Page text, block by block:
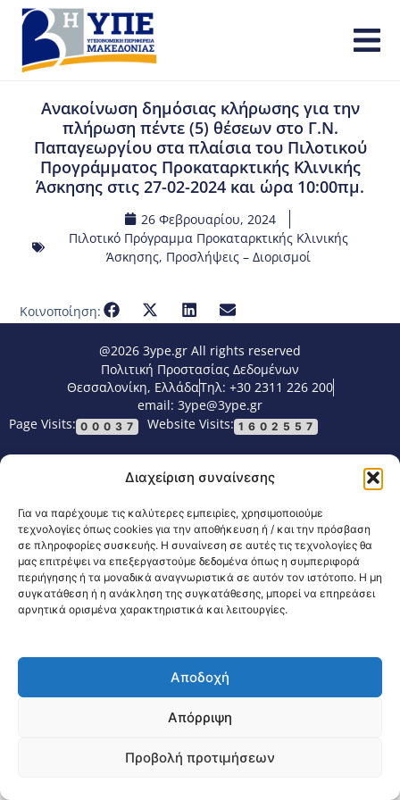
Διαχείριση συναίνεσης
Για να παρέχουμε τις καλύτερες εμπειρίες, χρησιμοποιούμε
τεχνολογίες όπως cookies για την αποθήκευση ή / και την πρόσβαση
σε πληροφορίες συσκευής. Η συναίνεση σε αυτές τις τεχνολογίες θα
μας επιτρέψει να επεξεργαστούμε δεδομένα όπως η συμπεριφορά
περιήγησης ή τα μοναδικά αναγνωριστικά σε αυτόν τον ιστότοπο. Η μη
συγκατάθεση ή η ανάκληση της συγκατάθεσης, μπορεί να επηρεάσει
αρνητικά ορισμένα χαρακτηριστικά και λειτουργίες.
Αποδοχή
Απόρριψη
Προβολή προτιμήσεων
Ανακοίνωση δημόσιας κλήρωσης για την
πλήρωση πέντε (5) θέσεων στο Γ.Ν.
Παπαγεωργίου στα πλαίσια του Πιλοτικού
Προγράμματος Προκαταρκτικής Κλινικής
Άσκησης στις 27-02-2024 και ώρα 10:00πμ.
26 Φεβρουαρίου, 2024
Πιλοτικό Πρόγραμμα Προκαταρκτικής Κλινικής
Άσκησης, Προσλήψεις – Διορισμοί
Κοινοποίηση:
@2026 3ype.gr All rights reserved
Πολιτική Προστασίας Δεδομένων
Θεσσαλονίκη, ΕλλάδαΤηλ: +30 2311 226 200
email: 3ype@3ype.gr
Page Visits: 00037 Website Visits: 1602557